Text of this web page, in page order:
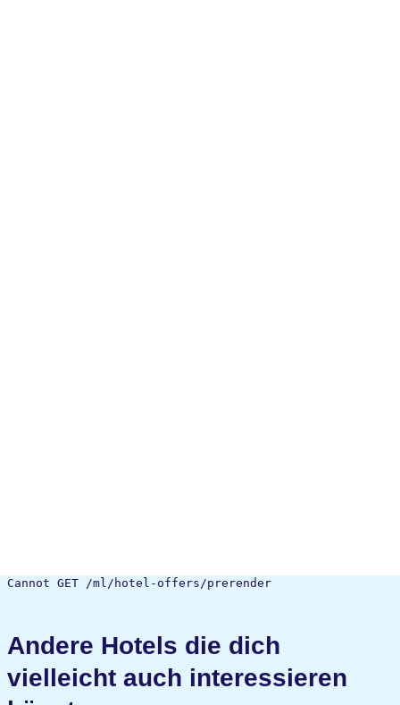
Cannot GET /ml/hotel-offers/prerender
Andere Hotels die dich
vielleicht auch interessieren